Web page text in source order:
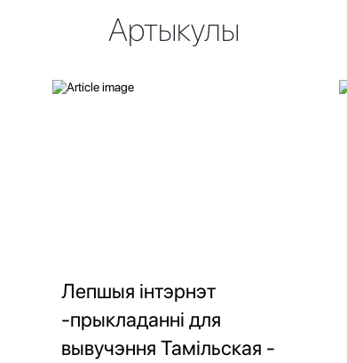
Артыкулы
Лепшыя інтэрнэт
-прыкладанні для
вывучэння Тамільская -